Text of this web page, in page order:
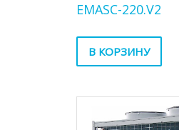
EMASC-220.V2
В КОРЗИНУ